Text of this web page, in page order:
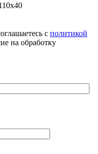
с политикой
на обработку